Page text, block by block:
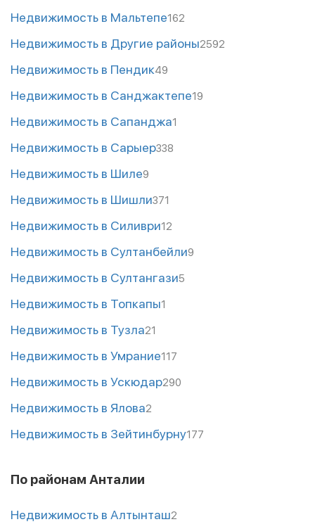
Недвижимость в Мальтепе162
Недвижимость в Другие районы2592
Недвижимость в Пендик49
Недвижимость в Санджактепе19
Недвижимость в Сапанджа1
Недвижимость в Сарыер338
Недвижимость в Шиле9
Недвижимость в Шишли371
Недвижимость в Силиври12
Недвижимость в Султанбейли9
Недвижимость в Султангази5
Недвижимость в Топкапы1
Недвижимость в Тузла21
Недвижимость в Умрание117
Недвижимость в Ускюдар290
Недвижимость в Ялова2
Недвижимость в Зейтинбурну177
По районам Анталии
Недвижимость в Алтынташ2